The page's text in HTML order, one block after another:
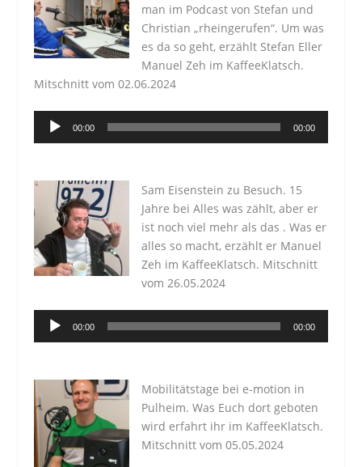
man im Podcast von Stefan und
Christian „rheingerufen“. Um was
es da so geht, erzählt Stefan Eller
Manuel Zeh im KaffeeKlatsch.
Mitschnitt vom 02.06.2024
Audio-
00:00 00:00
Sam Eisenstein zu Besuch. 15
Jahre bei Alles was zählt, aber er
ist noch viel mehr als das . Was er
alles so macht, erzählt er Manuel
Zeh im KaffeeKlatsch. Mitschnitt
vom 26.05.2024
Audio-
00:00 00:00
Mobilitätstage bei e-motion in
Pulheim. Was Euch dort geboten
wird erfahrt ihr im KaffeeKlatsch.
Mitschnitt vom 05.05.2024